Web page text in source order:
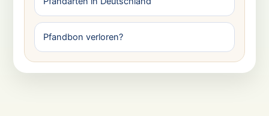
Pfandbon verloren?